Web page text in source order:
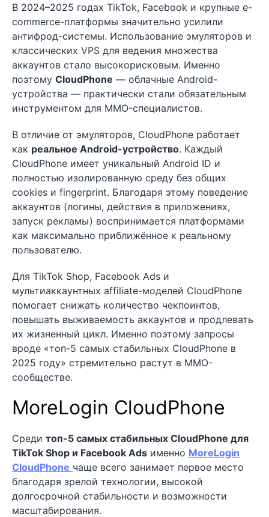
В 2024–2025 годах TikTok, Facebook и крупные e-
commerce-платформы значительно усилили
антифрод-системы. Использование эмуляторов и
классических VPS для ведения множества
аккаунтов стало высокорисковым. Именно
поэтому CloudPhone — облачные Android-
устройства — практически стали обязательным
инструментом для MMO-специалистов.
В отличие от эмуляторов, CloudPhone работает
как реальное Android-устройство. Каждый
CloudPhone имеет уникальный Android ID и
полностью изолированную среду без общих
cookies и fingerprint. Благодаря этому поведение
аккаунтов (логины, действия в приложениях,
запуск рекламы) воспринимается платформами
как максимально приближённое к реальному
пользователю.
Для TikTok Shop, Facebook Ads и
мультиаккаунтных affiliate-моделей CloudPhone
помогает снижать количество чекпоинтов,
повышать выживаемость аккаунтов и продлевать
их жизненный цикл. Именно поэтому запросы
вроде «топ-5 самых стабильных CloudPhone в
2025 году» стремительно растут в MMO-
сообществе.
MoreLogin CloudPhone
Среди топ-5 самых стабильных CloudPhone для
TikTok Shop и Facebook Ads именно MoreLogin
CloudPhone чаще всего занимает первое место
благодаря зрелой технологии, высокой
долгосрочной стабильности и возможности
масштабирования.